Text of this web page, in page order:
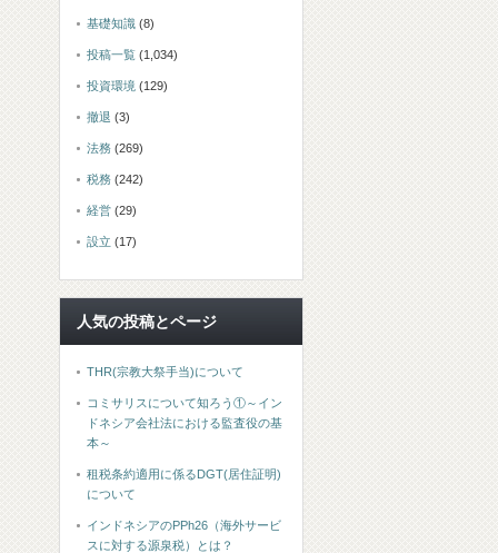
基礎知識 (8)
投稿一覧 (1,034)
投資環境 (129)
撤退 (3)
法務 (269)
税務 (242)
経営 (29)
設立 (17)
人気の投稿とページ
THR(宗教大祭手当)について
コミサリスについて知ろう①～イン
ドネシア会社法における監査役の基
本～
租税条約適用に係るDGT(居住証明)
について
インドネシアのPPh26（海外サービ
スに対する源泉税）とは？